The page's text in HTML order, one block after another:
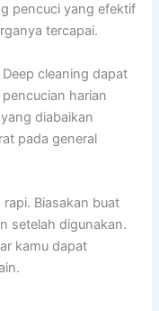
pencuci yang efektif
tercapai.
cleaning dapat
harian
diabaikan
pada general
Biasakan buat
setelah digunakan.
kamu dapat